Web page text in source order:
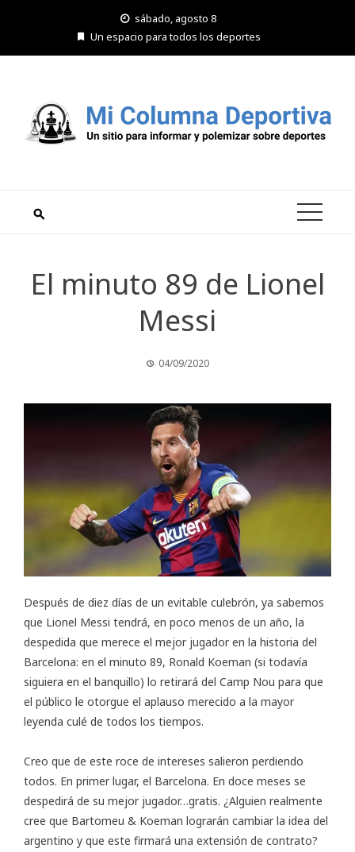
sábado, agosto 8
Un espacio para todos los deportes
El minuto 89 de Lionel
Messi
04/09/2020
Después de diez días de un evitable culebrón, ya sabemos
que Lionel Messi tendrá, en poco menos de un año, la
despedida que merece el mejor jugador en la historia del
Barcelona: en el minuto 89, Ronald Koeman (si todavía
siguiera en el banquillo) lo retirará del Camp Nou para que
el público le otorgue el aplauso merecido a la mayor
leyenda culé de todos los tiempos.
Creo que de este roce de intereses salieron perdiendo
todos. En primer lugar, el Barcelona. En doce meses se
despedirá de su mejor jugador…gratis. ¿Alguien realmente
cree que Bartomeu & Koeman lograrán cambiar la idea del
argentino y que este firmará una extensión de contrato?